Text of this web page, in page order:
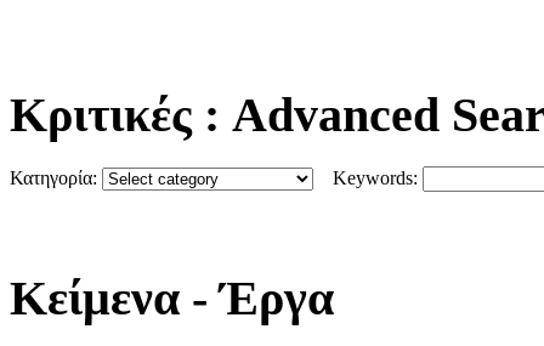
Κριτικές : Advanced
Κατηγορία: Keywords:
Κείμενα - Έργα